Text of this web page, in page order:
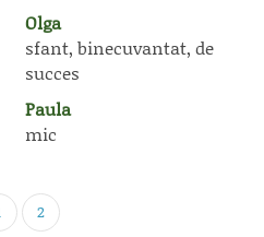
Olga
sfant, binecuvantat, de
succes
Paula
mic
2